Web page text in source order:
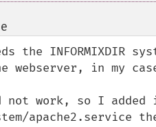
the
webserver, in my
not work, so I
apache2.service